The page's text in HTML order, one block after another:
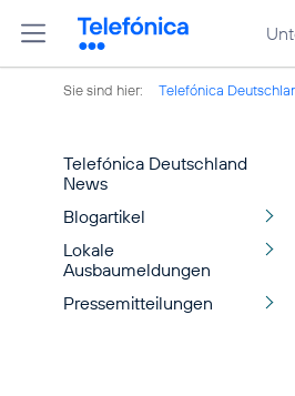
Sie sind hier: Telefónica
Telefónica Deutschland
News
Blogartikel
Lokale
Ausbaumeldungen
Pressemitteilungen